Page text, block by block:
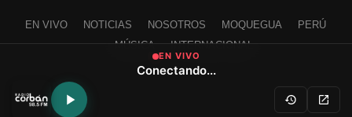
EN VIVO NOTICIAS NOSOTROS MOQUEGUA
PERÚ
MÚSICA
INTERNACIONAL
Escríbenos a contacto@radiocorban.com
EN VIVO
Conectando...